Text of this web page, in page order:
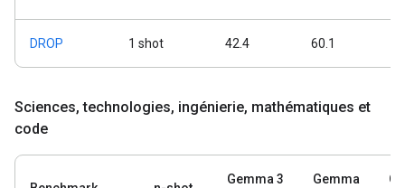
DROP 1 shot 42.4 60.1
Sciences, technologies, ingénierie, mathématiques et
code
Gemma 3
Gemma